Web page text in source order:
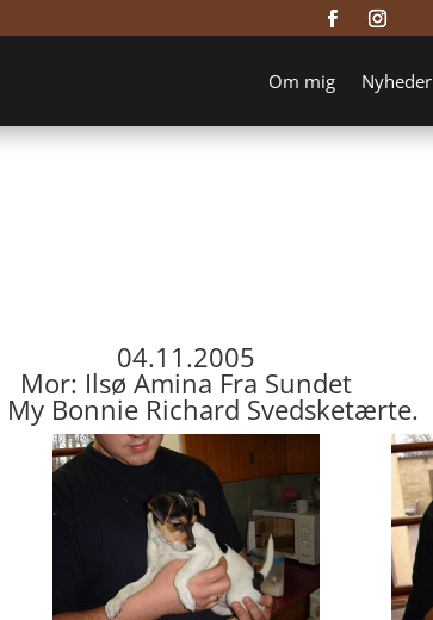
Om mig Nyheder
04.11.2005
Mor: Ilsø Amina Fra Sundet
My Bonnie Richard Svedsketærte.